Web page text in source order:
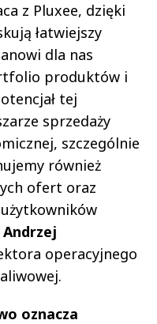
z Pluxee, dzięki
łatwiejszy
dla nas
produktów i
tej
sprzedaży
szczególnie
również
ofert oraz
Andrzej
operacyjnego
oznacza